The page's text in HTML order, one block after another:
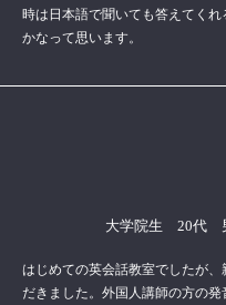
時は日本語で聞いても答えてく
かなって思います。
大学院生 20代
はじめての英会話教室でしたが、
だきました。外国人講師の方の